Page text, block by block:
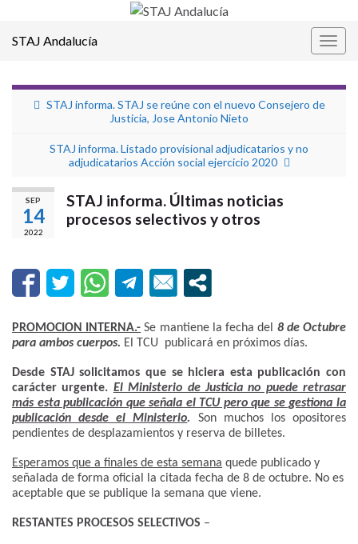
STAJ Andalucía
STAJ informa. STAJ se reúne con el nuevo Consejero de
Justicia, Jose Antonio Nieto
STAJ informa. Listado provisional adjudicatarios y no
adjudicatarios Acción social ejercicio 2020
SEP
14
2022
STAJ informa. Últimas noticias
procesos selectivos y otros
PROMOCION INTERNA.- Se mantiene la fecha del 8 de Octubre
para ambos cuerpos. El TCU publicará en próximos días.
Desde STAJsolicitamos que se hiciera esta publicación con
carácter urgente. El Ministerio de Justicia no puede retrasar
más esta publicación que señala el TCU pero que se gestiona la
publicación desde el Ministerio.
Son muchos los opositores
pendientes de desplazamientos y reserva de billetes.
Esperamos que a finales de esta semana quede publicado y
señalada de forma oficial la citada fecha de 8 de octubre. No es
aceptable que se publique la semana que viene.
RESTANTES PROCESOS SELECTIVOS –